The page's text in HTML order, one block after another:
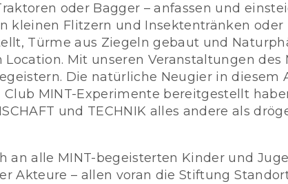
oder Bagger – anfassen und
kleinen Flitzern und Insektentränken
Türme aus Ziegeln gebaut und
Mit unseren Veranstaltungen
Die natürliche Neugier in
MINT-Experimente bereitgestellt
und TECHNIK alles andere als
an alle MINT-begeisterten Kinder und
Akteure – allen voran die Stiftung